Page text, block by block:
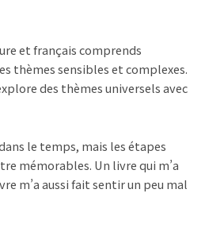
et français comprends
thèmes sensibles et complexes.
des thèmes universels avec
le temps, mais les étapes
mémorables. Un livre qui m’a
m’a aussi fait sentir un peu mal